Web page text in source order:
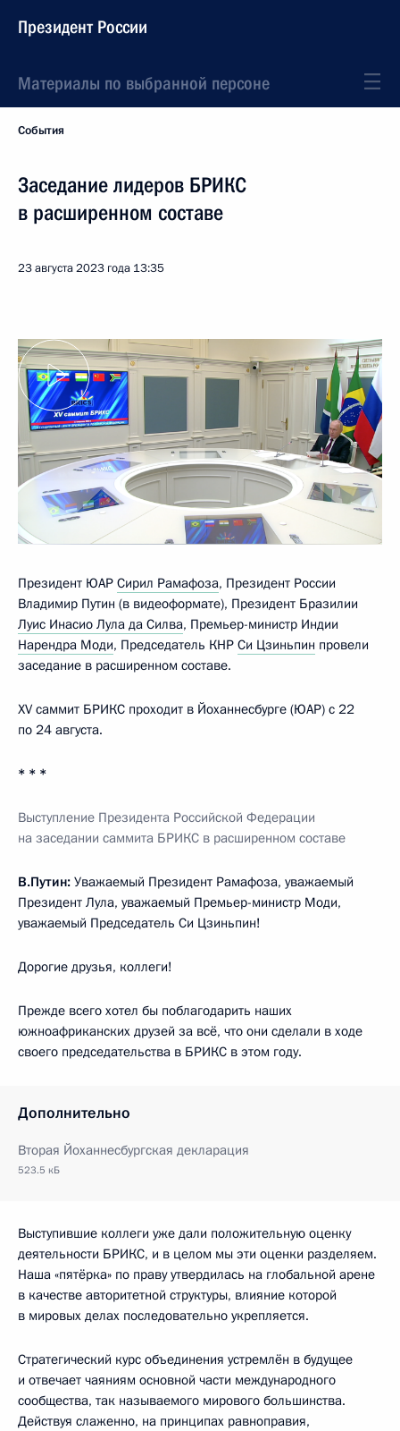
Президент России
Материалы по выбранной персоне
События
Заседание лидеров БРИКС
в расширенном составе
23 августа 2023 года 13:35
Президент ЮАР Сирил Рамафоза, Президент России
Владимир Путин (в видеоформате), Президент Бразилии
Луис Инасио Лула да Силва, Премьер-министр Индии
Нарендра Моди, Председатель КНР Си Цзиньпин провели
заседание в расширенном составе.
XV cаммит БРИКС проходит в Йоханнесбурге (ЮАР) с 22
по 24 августа.
* * *
Выступление Президента Российской Федерации
на заседании саммита БРИКС в расширенном составе
В.Путин: Уважаемый Президент Рамафоза, уважаемый
Президент Лула, уважаемый Премьер-министр Моди,
уважаемый Председатель Си Цзиньпин!
Дорогие друзья, коллеги!
Прежде всего хотел бы поблагодарить наших
южноафриканских друзей за всё, что они сделали в ходе
своего председательства в БРИКС в этом году.
Дополнительно
Вторая Йоханнесбургская декларация
523.5 кБ
Выступившие коллеги уже дали положительную оценку
деятельности БРИКС, и в целом мы эти оценки разделяем.
Наша «пятёрка» по праву утвердилась на глобальной арене
в качестве авторитетной структуры, влияние которой
в мировых делах последовательно укрепляется.
Стратегический курс объединения устремлён в будущее
и отвечает чаяниям основной части международного
сообщества, так называемого мирового большинства.
Действуя слаженно, на принципах равноправия,